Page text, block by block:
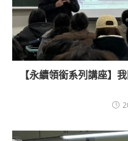
【永續領銜系列講座】